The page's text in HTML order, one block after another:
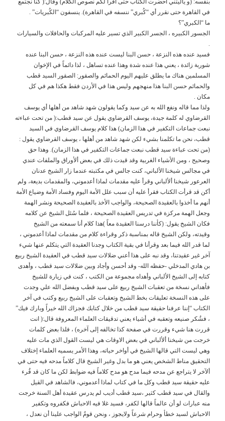
في القاهرة حتى نقرر أي “كُبري” ننسفه في القاهرة). ينسفون “الكُبريات” .
ما “الكبري”؟
الجسور الكبيره ، الجسر الكبير الذي تسير عليه المركبات والحافلات والسيارات
فسيد عنده هذه النزعة ، حسن البنا ليست عنده هذه النزعة ، حسن البنا عنده
شوربة زائدة ، يعني هذا عنده شدة وهذا عنده تساهل ، لذا دائماً في الإخوان
المسلمين هناك ما يطلق عليهم اليوم الحمائم والصقور: الصقور السيد قطب
والحمائم حسن البنا هذا منهجهم وليس هذا في الأردن فقط هكذا هم في كل
مكان .
ولذا مما قاله ونفع الله به عن سيد وكما يقولون شهد شاهد من أهلها أي يوسف
القرضاوي له كلمة جيدة، يوسف القرضاوي يقول عن سيد قطب:( من تحت عباءته
نبعت جماعات التكفير في هذا الزمان) هذا كلام يوسف القرضاوي في السيد
قطب، نحن ما تكلمنا بشيء لكن شهد شاهد من أهلها ، يوسف القرضاوي يقول :
(من تحت عباءة سيد قطب نبعت جماعات التكفير في هذا الزمان). وهذا حق
وصحيح ، ومن الأشياء الغربية وقد قيدت ذلك في بعض ألأوراق والملفات عندي
في مجالس شيخنا الألباني، كنت جالس في مكتبته عندما زار الشيخ عدنان
العرعور شيخنا ألألباني وقرأ عليه مقدمات لماذا أعدموني، والمقدمات بديعة، ولم
أكن قد قرأت الكتاب فقرأ عليه أن سبب علل الأمة اليوم وفساد الأمة وضياع الأمة
أنهم ما أخذوا بالعقيدة الصحيحة، والواجب الأخذ بالعقيدة الصحيحة ونشر الهمة
وجعل الهمة مركزة في تدريس العقيدة الصحيحة ، فلما سُئل الشيخ عن كلامه
فكان الشيخ يقول: (كأننا درسنا العقيدة معاً )هذا كلام أنا سمعته من الشيخ
وقيدته، ولكن الشيخ قاله بمناسبة ذكر وقراءة كلام من مقدمات لماذا أعدموني ،
لما قدر الله فيما بعد وقرأنا في بقية الكتاب وجدنا العقيدة التي يتكلم عنها شيء
آخر غير عقيدتنا، وقد نبه على هذا أعني ضلالات سيد قطب في العقيدة الشيخ ربيع
بن هادي المدخلي -حفظه الله- وقد أحسن وأجاد وبين ضلالات سيد قطب ، وأهدى
كتابه إلى الشيخ الألباني وأهداه مجموعة من الكتب ، كنت في زيارة للشيخ
فأهداني نسخة من تعقبات الشيخ ربيع على سيد قطب وبفضل الله علي وجدت
على هذه النسخة تعليقات بخط الشيخ وتعقبات على الشيخ ربيع وكتب في آخر
الكتاب “إننا عرفنا حقيقة سيد قطب من خلال كتابك فجزاك الله خيراً وبارك فيك”
، فشُكر صنيعه وتعقبه في أشياء يعني تدقيقات العلماء المعروفة قال:( انت
قررت هنا شيء وقررت في صفحة كذا تخالفه إلى آخره) ، فلذا بعض كلمات
خرجت من شيخنا ألألباني في بعض الاوقات هي ليست القول الذي مات عليه
وهي ليست التي قالها الشيخ في أواخر حياته، وهذا الأمر يسميه العلماء إختلاف
التحقيق مناط الشخص يعني هو ما بدل وغير الشيخ قال كلاماً مدحه فيه حتى في
ألآخر لا يتراجع عن مدحه فيما مدح هو مدح كلاماً فيه ضوابط لكن ما كان قد قُرء
عليه حقيقة سيد قطب وكل ما في كتاب لماذا أعدموني، فالشاهد في القيل
والقال في سيد قطب كثير ،سيد قطب أديب لم يدرس عقيدة أهل السنة خرجت
منه عبارات لو أن عالماً قالها لكفر، فسيد غلا فيه الاحباش فكفروه وتكفير
الاحباش لسيد خطأ وحرام شرعاً ولايجوز ، ونحن قومٌ الواجب علينا أن نعدل ،